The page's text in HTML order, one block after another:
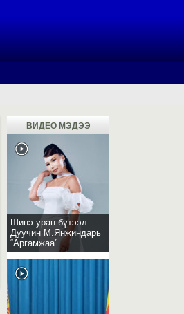
ВИДЕО МЭДЭЭ
Шинэ уран бүтээл:
Дуучин М.Янжиндарь
“Аргамжаа”